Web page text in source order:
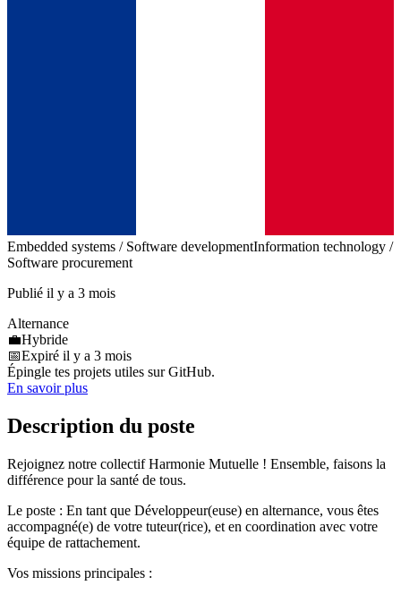
Embedded systems / Software developmentInformation technology /
Software procurement
Publié il y a 3 mois
Alternance
💼Hybride
📅Expiré il y a 3 mois
Épingle tes projets utiles sur GitHub.
En savoir plus
Description du poste
Rejoignez notre collectif Harmonie Mutuelle ! Ensemble, faisons la
différence pour la santé de tous.
Le poste : En tant que Développeur(euse) en alternance, vous êtes
accompagné(e) de votre tuteur(rice), et en coordination avec votre
équipe de rattachement.
Vos missions principales :